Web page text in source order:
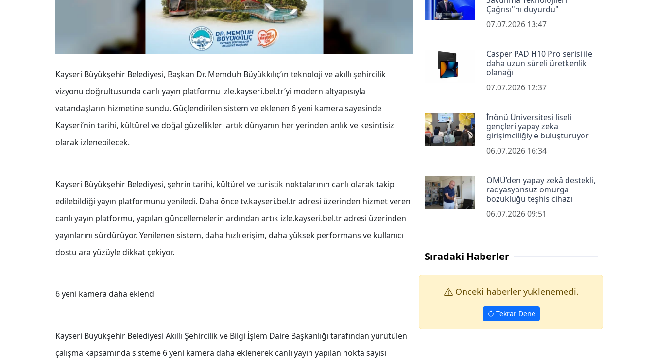
Kayseri Büyükşehir Belediyesi, Başkan Dr. Memduh Büyükkılıç’ın teknoloji ve akıllı şehircilik
vizyonu doğrultusunda canlı yayın platformu izle.kayseri.bel.tr’yi modern altyapısıyla
vatandaşların hizmetine sundu. Güçlendirilen sistem ve eklenen 6 yeni kamera sayesinde
Kayseri’nin tarihi, kültürel ve doğal güzellikleri artık dünyanın her yerinden anlık ve kesintisiz
olarak izlenebilecek.
Kayseri Büyükşehir Belediyesi, şehrin tarihi, kültürel ve turistik noktalarının canlı olarak takip
edilebildiği yayın platformunu yeniledi. Daha önce tv.kayseri.bel.tr adresi üzerinden hizmet veren
canlı yayın platformu, yapılan güncellemelerin ardından artık izle.kayseri.bel.tr adresi üzerinden
yayınlarını sürdürüyor. Yenilenen sistem, daha hızlı erişim, daha yüksek performans ve kullanıcı
dostu ara yüzüyle dikkat çekiyor.
6 yeni kamera daha eklendi
Kayseri Büyükşehir Belediyesi Akıllı Şehircilik ve Bilgi İşlem Daire Başkanlığı tarafından yürütülen
çalışma kapsamında sisteme 6 yeni kamera daha eklenerek canlı yayın yapılan nokta sayısı
Çağrısı"nı duyurdu"
07.07.2026 13:47
Casper PAD H10 Pro serisi ile
daha uzun süreli üretkenlik
olanağı
07.07.2026 12:37
İnönü Üniversitesi liseli
gençleri yapay zeka
girişimciliğiyle buluşturuyor
06.07.2026 16:34
OMÜ’den yapay zekâ destekli,
radyasyonsuz omurga
bozukluğu teşhis cihazı
06.07.2026 09:51
Sıradaki Haberler
Onceki haberler yuklenemedi.
Tekrar Dene